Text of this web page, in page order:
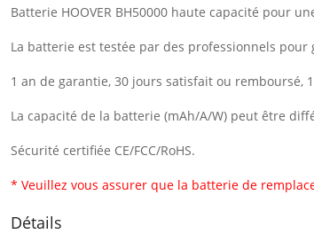
Batterie HOOVER BH50000 haute capacité pour
La batterie est testée par des professionnels
1 an de garantie, 30 jours satisfait ou remboursé,
La capacité de la batterie (mAh/A/W) peut être
Sécurité certifiée CE/FCC/RoHS.
* Veuillez vous assurer que la batterie de
Détails